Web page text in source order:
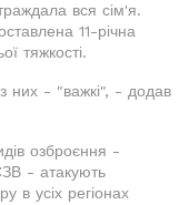
вся сім'я.
11-річна
тяжкості.
з них - "важкі", - додав
озброєння -
- атакують
в усіх регіонах